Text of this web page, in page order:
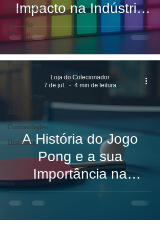
Brinquedos
Copa do
Mundo
Futebol
Figurinhas
Videogames
Animais
Curiosidades
Histórias
Impacto na Indústria
dos Videogames
A História do Jogo
Pong e a sua
Importância na
Evolução dos
Videogames
Loja do Colecionador
7 de jul.
4 min de leitura